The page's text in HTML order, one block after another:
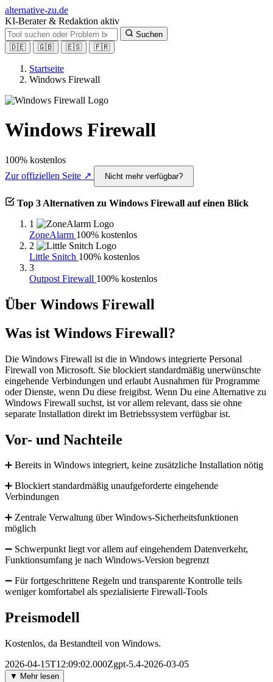
alternative-zu.de
KI-Berater & Redaktion aktiv
Suchen
🇩🇪
🇬🇧 🇪🇸 🇫🇷
Startseite
Windows Firewall
Windows Firewall
100% kostenlos
Zur offiziellen Seite ↗
Nicht mehr verfügbar?
Top 3 Alternativen zu Windows Firewall auf einen Blick
1
ZoneAlarm 100% kostenlos
2
Little Snitch 100% kostenlos
3
Outpost Firewall 100% kostenlos
Über Windows Firewall
Was ist Windows Firewall?
Die Windows Firewall ist die in Windows integrierte Personal
Firewall von Microsoft. Sie blockiert standardmäßig unerwünschte
eingehende Verbindungen und erlaubt Ausnahmen für Programme
oder Dienste, wenn Du diese freigibst. Wenn Du eine Alternative zu
Windows Firewall suchst, ist vor allem relevant, dass sie ohne
separate Installation direkt im Betriebssystem verfügbar ist.
Vor- und Nachteile
➕ Bereits in Windows integriert, keine zusätzliche Installation nötig
➕ Blockiert standardmäßig unaufgeforderte eingehende
Verbindungen
➕ Zentrale Verwaltung über Windows-Sicherheitsfunktionen
möglich
➖ Schwerpunkt liegt vor allem auf eingehendem Datenverkehr,
Funktionsumfang je nach Windows-Version begrenzt
➖ Für fortgeschrittene Regeln und transparente Kontrolle teils
weniger komfortabel als spezialisierte Firewall-Tools
Preismodell
Kostenlos, da Bestandteil von Windows.
2026-04-15T12:09:02.000Zgpt-5.4-2026-03-05
▼ Mehr lesen